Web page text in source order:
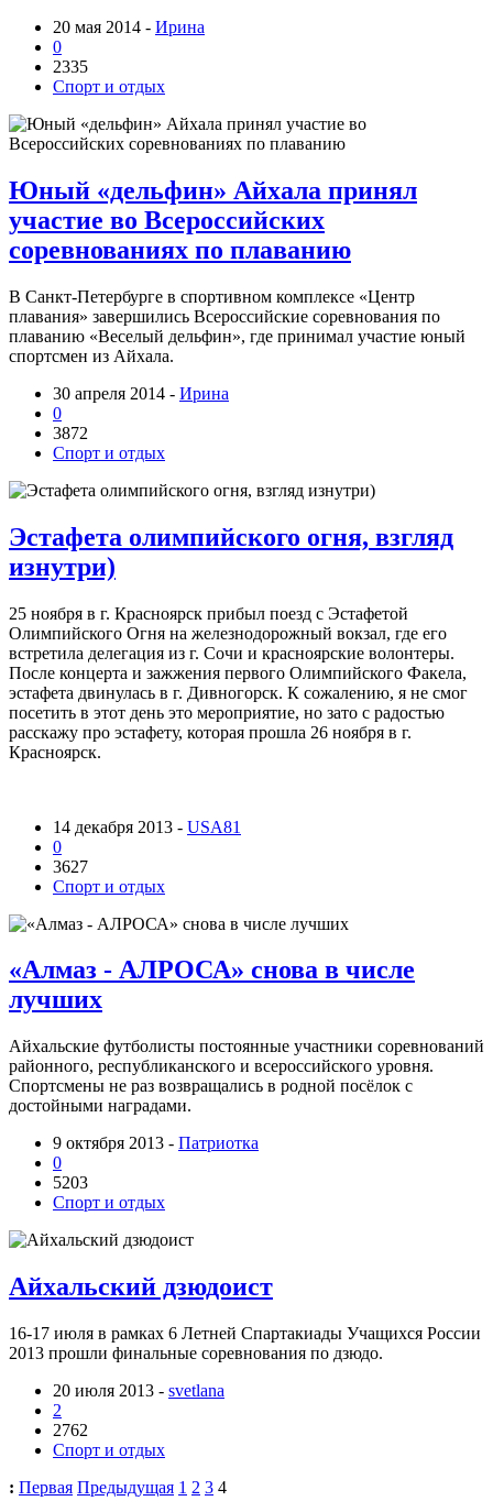
20 мая 2014 - Ирина
0
2335
Спорт и отдых
Юный «дельфин» Айхала принял
участие во Всероссийских
соревнованиях по плаванию
В Санкт-Петербурге в спортивном комплексе «Центр
плавания» завершились Всероссийские соревнования по
плаванию «Веселый дельфин», где принимал участие юный
спортсмен из Айхала.
30 апреля 2014 - Ирина
0
3872
Спорт и отдых
Эстафета олимпийского огня, взгляд
изнутри)
25 ноября в г. Красноярск прибыл поезд с Эстафетой
Олимпийского Огня на железнодорожный вокзал, где его
встретила делегация из г. Сочи и красноярские волонтеры.
После концерта и зажжения первого Олимпийского Факела,
эстафета двинулась в г. Дивногорск. К сожалению, я не смог
посетить в этот день это мероприятие, но зато с радостью
расскажу про эстафету, которая прошла 26 ноября в г.
Красноярск.
14 декабря 2013 - USA81
0
3627
Спорт и отдых
«Алмаз - АЛРОСА» снова в числе
лучших
Айхальские футболисты постоянные участники соревнований
районного, республиканского и всероссийского уровня.
Спортсмены не раз возвращались в родной посёлок с
достойными наградами.
9 октября 2013 - Патриотка
0
5203
Спорт и отдых
Айхальский дзюдоист
16-17 июля в рамках 6 Летней Спартакиады Учащихся России
2013 прошли финальные соревнования по дзюдо.
20 июля 2013 - svetlana
2
2762
Спорт и отдых
: Первая Предыдущая 1 2 3 4